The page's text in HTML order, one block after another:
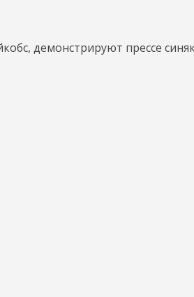
демонстрируют прессе